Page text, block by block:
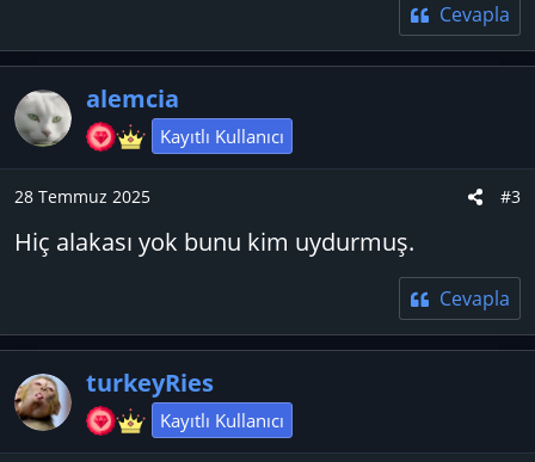
Cevapla
alemcia
Kayıtlı Kullanıcı
28 Temmuz 2025 #3
Hiç alakası yok bunu kim uydurmuş.
Cevapla
turkeyRies
Kayıtlı Kullanıcı